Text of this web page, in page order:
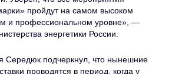
пройдут на самом высоком
и профессиональном уровне», —
энергетики России.
Середюк подчеркнул, что нынешние
проводятся в период, когда у